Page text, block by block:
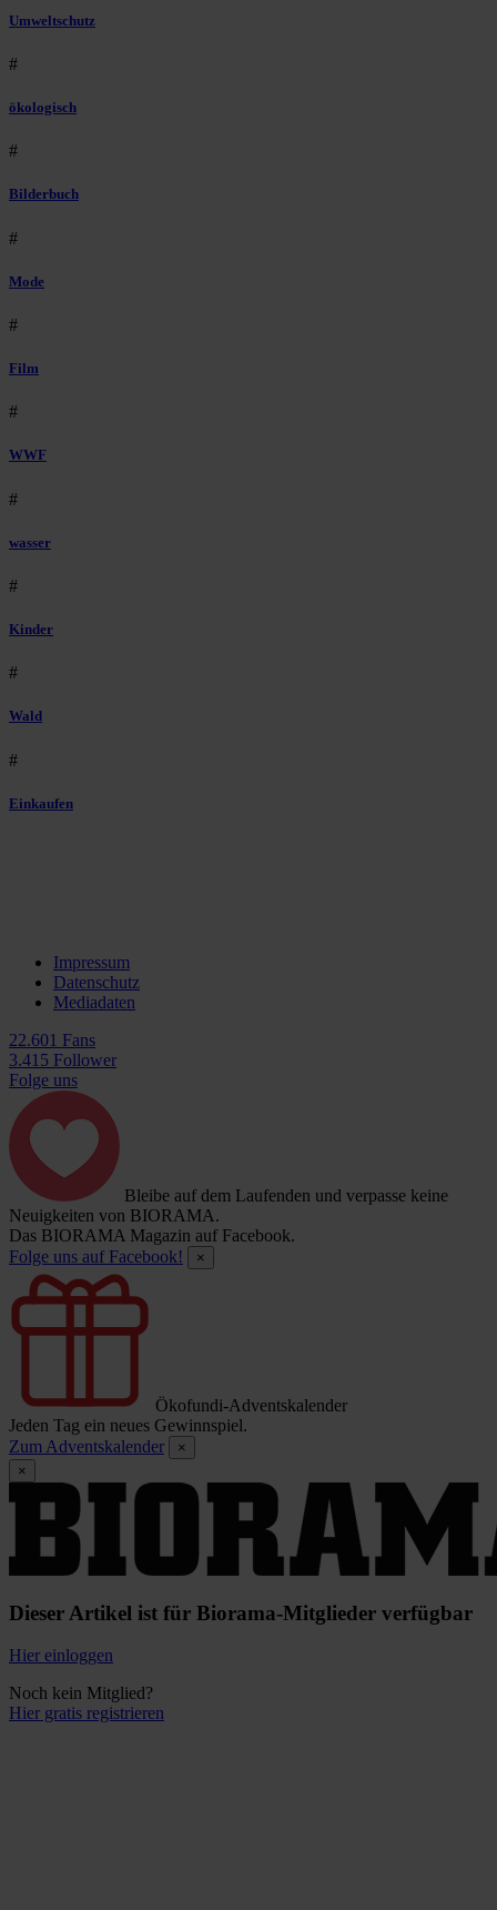
Umweltschutz
#
ökologisch
#
Bilderbuch
#
Mode
#
Film
#
WWF
#
wasser
#
Kinder
#
Wald
#
Einkaufen
Impressum
Datenschutz
Mediadaten
22.601 Fans
3.415 Follower
Folge uns
Bleibe auf dem Laufenden und verpasse keine
Neuigkeiten von BIORAMA.
Das BIORAMA Magazin auf Facebook.
Folge uns auf Facebook!
×
Ökofundi-Adventskalender
Jeden Tag ein neues Gewinnspiel.
Zum Adventskalender
×
×
Dieser Artikel ist für Biorama-Mitglieder verfügbar
Hier einloggen
Noch kein Mitglied?
Hier gratis registrieren